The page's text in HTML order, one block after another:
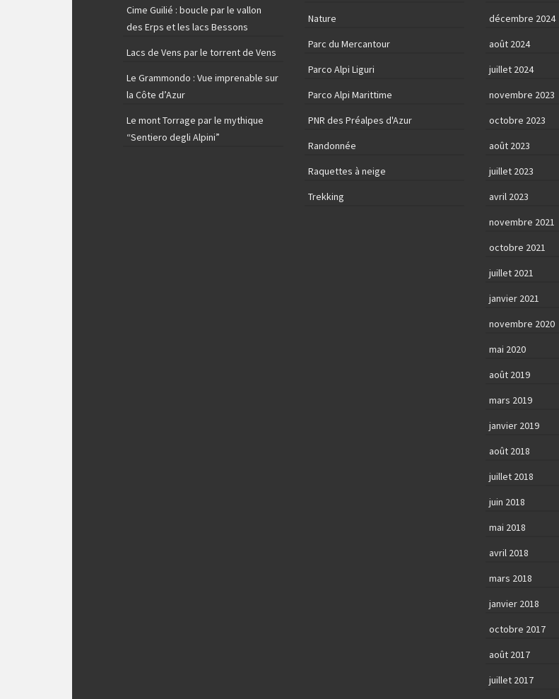
Cime Guilié : boucle par le vallon
des Erps et les lacs Bessons
Lacs de Vens par le torrent de Vens
Le Grammondo : Vue imprenable sur
la Côte d’Azur
Le mont Torrage par le mythique
“Sentiero degli Alpini”
Nature
Parc du Mercantour
Parco Alpi Liguri
Parco Alpi Marittime
PNR des Préalpes d'Azur
Randonnée
Raquettes à neige
Trekking
décembre 2024
août 2024
juillet 2024
novembre 2023
octobre 2023
août 2023
juillet 2023
avril 2023
novembre 2021
octobre 2021
juillet 2021
janvier 2021
novembre 2020
mai 2020
août 2019
mars 2019
janvier 2019
août 2018
juillet 2018
juin 2018
mai 2018
avril 2018
mars 2018
janvier 2018
octobre 2017
août 2017
juillet 2017